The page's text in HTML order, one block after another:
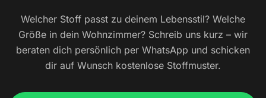
Welcher Stoff passt zu deinem Lebensstil? Welche
Größe in dein Wohnzimmer? Schreib uns kurz – wir
beraten dich persönlich per WhatsApp und schicken
dir auf Wunsch kostenlose Stoffmuster.